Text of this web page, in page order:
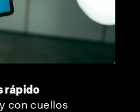
rápido
con cuellos